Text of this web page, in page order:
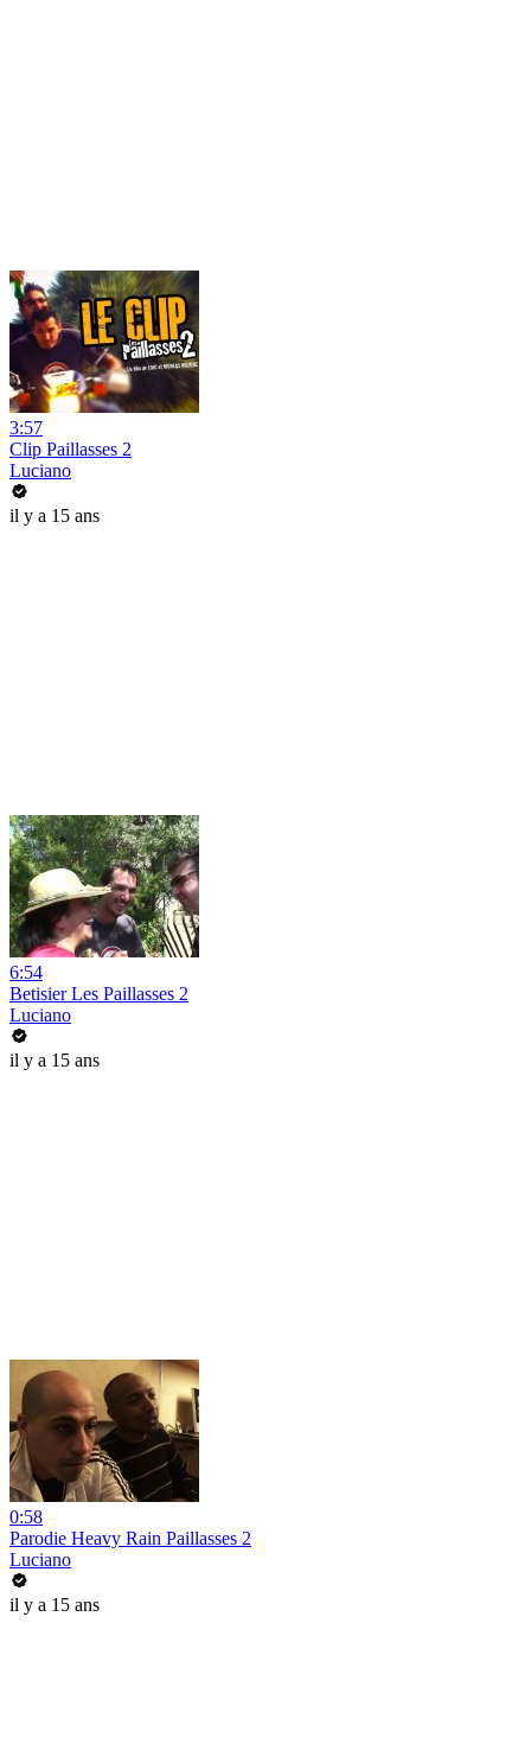
3:57
Clip Paillasses 2
Luciano
il y a 15 ans
6:54
Betisier Les Paillasses 2
Luciano
il y a 15 ans
0:58
Parodie Heavy Rain Paillasses 2
Luciano
il y a 15 ans